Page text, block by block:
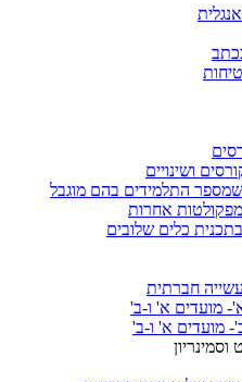
ושינויים
התלמידים בהם מוגבל
אחרות
כלים שלובים
חברתית
מועדים א' ו-ב'
מועדים א' ו-ב'